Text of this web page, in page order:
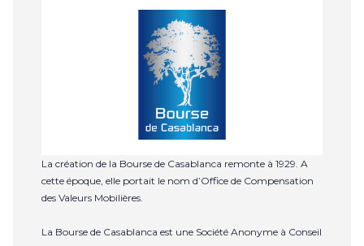
La création de la Bourse de Casablanca remonte à 1929. A
cette époque, elle portait le nom d’Office de Compensation
des Valeurs Mobilières.
La Bourse de Casablanca est une Société Anonyme à Conseil